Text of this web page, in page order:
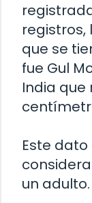
que se
fue Gul
India que
Este
un adulto.